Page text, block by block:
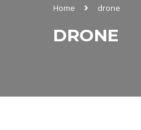
Home drone
DRONE